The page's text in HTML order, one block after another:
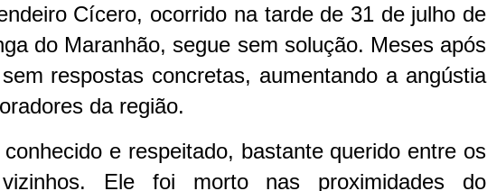
Cícero, ocorrido na tarde de 31 de julho de
do Maranhão, segue sem solução. Meses após
respostas concretas, aumentando a angústia
da região.
e respeitado, bastante querido entre os
Ele foi morto nas proximidades do